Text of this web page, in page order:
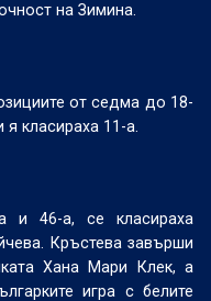
на Зимина.
от седма до 18-
класираха 11-а.
и 46-а, се класираха
Кръстева завърши
Хана Мари Клек, а
игра с белите